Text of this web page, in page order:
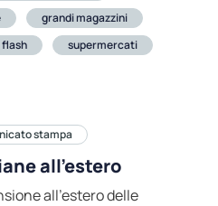
grandi magazzini
supermercati
stampa
all’estero
all’estero delle